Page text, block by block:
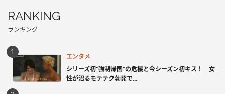
RANKING
ランキング
エンタメ
シリーズ初“強制帰国”の危機と今シーズン初キス！ 女
性が沼るモテテク勃発で...